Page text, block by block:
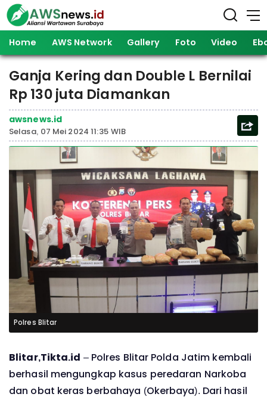
Home AWS Network Gallery Foto Video
Ganja Kering dan Double L Bernilai
Rp 130 juta Diamankan
awsnews.id
Selasa, 07 Mei 2024 11:35 WIB
Polres Blitar
Blitar,Tikta.id – Polres Blitar Polda Jatim kembali
berhasil mengungkap kasus peredaran Narkoba
dan obat keras berbahaya (Okerbaya). Dari hasil